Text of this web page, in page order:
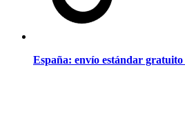
España: envío estándar gratuito